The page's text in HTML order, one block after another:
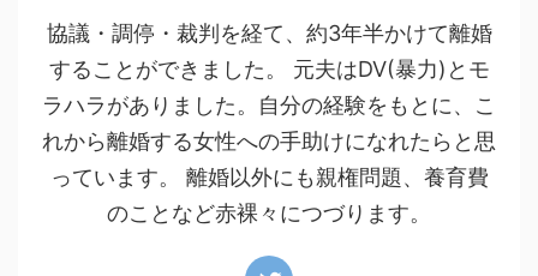
協議・調停・裁判を経て、約3年半かけて離婚
することができました。 元夫はDV(暴力)とモ
ラハラがありました。自分の経験をもとに、こ
れから離婚する女性への手助けになれたらと思
っています。 離婚以外にも親権問題、養育費
のことなど赤裸々につづります。